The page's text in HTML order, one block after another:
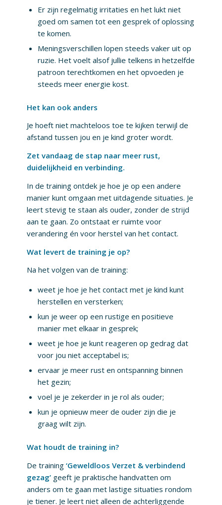
Er zijn regelmatig irritaties en het lukt niet
goed om samen tot een gesprek of oplossing
te komen.
Meningsverschillen lopen steeds vaker uit op
ruzie. Het voelt alsof jullie telkens in hetzelfde
patroon terechtkomen en het opvoeden je
steeds meer energie kost.
Het kan ook anders
Je hoeft niet machteloos toe te kijken terwijl de
afstand tussen jou en je kind groter wordt.
Zet vandaag de stap naar meer rust,
duidelijkheid en verbinding.
In de training ontdek je hoe je op een andere
manier kunt omgaan met uitdagende situaties. Je
leert stevig te staan als ouder, zonder de strijd
aan te gaan. Zo ontstaat er ruimte voor
verandering én voor herstel van het contact.
Wat levert de training je op?
Na het volgen van de training:
weet je hoe je het contact met je kind kunt
herstellen en versterken;
kun je weer op een rustige en positieve
manier met elkaar in gesprek;
weet je hoe je kunt reageren op gedrag dat
voor jou niet acceptabel is;
ervaar je meer rust en ontspanning binnen
het gezin;
voel je je zekerder in je rol als ouder;
kun je opnieuw meer de ouder zijn die je
graag wilt zijn.
Wat houdt de training in?
De training ‘Geweldloos Verzet & verbindend
gezag’geeft je praktische handvatten om
anders om te gaan met lastige situaties rondom
je tiener. Je leert niet alleen de achterliggende